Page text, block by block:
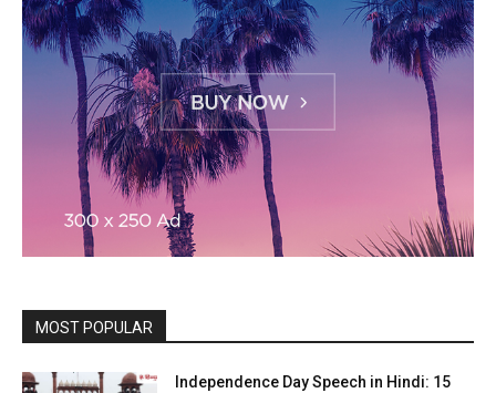
MOST POPULAR
Independence Day Speech in Hindi: 15